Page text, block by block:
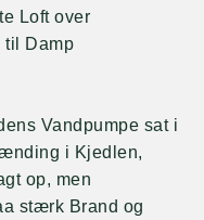
Loft over
til Damp
Vandpumpe sat i
i Kjedlen,
op, men
stærk Brand og